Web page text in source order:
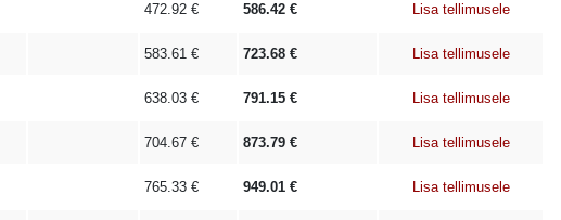
472.92 € 586.42 € Lisa tellimusele
583.61 € 723.68 € Lisa tellimusele
638.03 € 791.15 € Lisa tellimusele
704.67 € 873.79 € Lisa tellimusele
765.33 € 949.01 € Lisa tellimusele